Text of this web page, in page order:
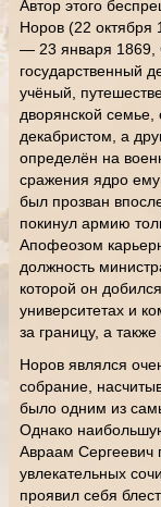
Автор этого
Норов (22 октября
— 23 января 1869,
государственный
учёный,
дворянской семье,
декабристом, а
определён на
сражения ядро ему
был прозван
покинул армию
Апофеозом
должность
которой он
университетах и
за границу, а
Норов являлся
собрание,
было одним из
Однако
Авраам Сергеевич
увлекательных
проявил себя